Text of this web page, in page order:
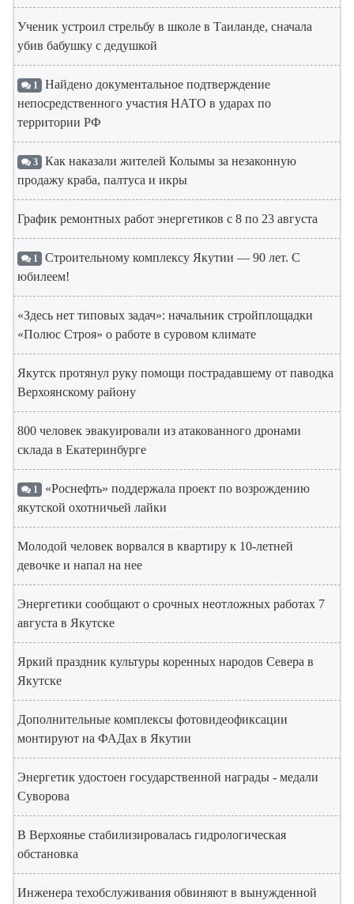
Ученик устроил стрельбу в школе в Таиланде, сначала
убив бабушку с дедушкой
1 Найдено документальное подтверждение
непосредственного участия НАТО в ударах по
территории РФ
3 Как наказали жителей Колымы за незаконную
продажу краба, палтуса и икры
График ремонтных работ энергетиков с 8 по 23 августа
1 Строительному комплексу Якутии — 90 лет. С
юбилеем!
«Здесь нет типовых задач»: начальник стройплощадки
«Полюс Строя» о работе в суровом климате
Якутск протянул руку помощи пострадавшему от паводка
Верхоянскому району
800 человек эвакуировали из атакованного дронами
склада в Екатеринбурге
1 «Роснефть» поддержала проект по возрождению
якутской охотничьей лайки
Молодой человек ворвался в квартиру к 10-летней
девочке и напал на нее
Энергетики сообщают о срочных неотложных работах 7
августа в Якутске
Яркий праздник культуры коренных народов Севера в
Якутске
Дополнительные комплексы фотовидеофиксации
монтируют на ФАДах в Якутии
Энергетик удостоен государственной награды - медали
Суворова
В Верхоянье стабилизировалась гидрологическая
обстановка
Инженера техобслуживания обвиняют в вынужденной